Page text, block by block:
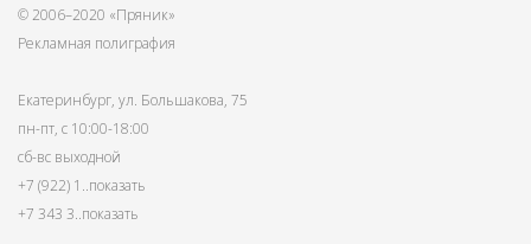
© 2006–2020 «Пряник»
Рекламная полиграфия
Екатеринбург, ул. Большакова, 75
пн-пт, с 10:00-18:00
сб-вс выходной
+7 (922) 1 ..показать
+7 343 3..показать